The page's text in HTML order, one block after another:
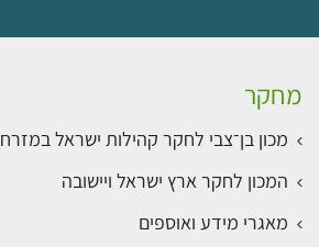
מחקר
מכון בן־צבי לחקר קהילות ישראל במזרח
המכון לחקר ארץ ישראל ויישובה
מאגרי מידע ואוספים